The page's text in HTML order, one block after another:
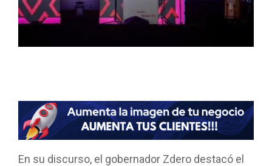
En su discurso, el gobernador Zdero destacó el